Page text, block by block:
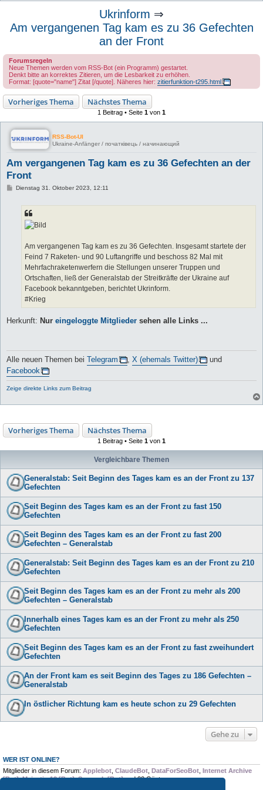
Ukrinform ⇒
Am vergangenen Tag kam es zu 36 Gefechten
an der Front
Forumsregeln
Neue Themen werden vom RSS-Bot (ein Programm) gestartet.
Denkt bitte an korrektes Zitieren, um die Lesbarkeit zu erhöhen.
Format: [quote="name"] Zitat [/quote]. Näheres hier: zitierfunktion-t295.html
Vorheriges Thema Nächstes Thema
1 Beitrag • Seite 1 von 1
RSS-Bot-UI
Ukraine-Anfänger / початківець / начинающий
Am vergangenen Tag kam es zu 36 Gefechten an der
Front
BDienstag 31. Oktober 2023, 12:11
Am vergangenen Tag kam es zu 36 Gefechten. Insgesamt startete der
Feind 7 Raketen- und 90 Luftangriffe und beschoss 82 Mal mit
Mehrfachraketenwerfern die Stellungen unserer Truppen und
Ortschaften, ließ der Generalstab der Streitkräfte der Ukraine auf
Facebook bekanntgeben, berichtet Ukrinform.
#Krieg
Herkunft: Nur eingeloggte Mitglieder sehen alle Links ...
Alle neuen Themen bei Telegram X (ehemals Twitter)
und
Facebook
Zeige direkte Links zum Beitrag
Vorheriges Thema Nächstes Thema
1 Beitrag • Seite 1 von 1
Vergleichbare Themen
Generalstab: Seit Beginn des Tages kam es an der Front zu 137
Gefechten
Seit Beginn des Tages kam es an der Front zu fast 150
Gefechten
Seit Beginn des Tages kam es an der Front zu fast 200
Gefechten – Generalstab
Generalstab: Seit Beginn des Tages kam es an der Front zu 210
Gefechten
Seit Beginn des Tages kam es an der Front zu mehr als 200
Gefechten – Generalstab
Innerhalb eines Tages kam es an der Front zu mehr als 250
Gefechten
Seit Beginn des Tages kam es an der Front zu fast zweihundert
Gefechten
An der Front kam es seit Beginn des Tages zu 186 Gefechten –
Generalstab
In östlicher Richtung kam es heute schon zu 29 Gefechten
Gehe zu
WER IST ONLINE?
Mitglieder in diesem Forum: Applebot ClaudeBot DataForSeoBot Internet Archive
[Bot],Majestic-12 [Bot],Semrush [Bot]und 22 Gäste